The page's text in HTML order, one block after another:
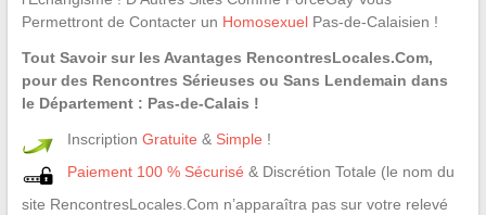
Permettront de Contacter un HomosexuelPas-de-Calaisien !
Tout Savoir sur les Avantages RencontresLocales.Com,
pour des Rencontres Sérieuses ou Sans Lendemain dans
le Département : Pas-de-Calais !
Inscription Gratuite & Simple !
Paiement 100 % Sécurisé & Discrétion Totale (le nom du
site RencontresLocales.Com n’apparaîtra pas sur votre relevé